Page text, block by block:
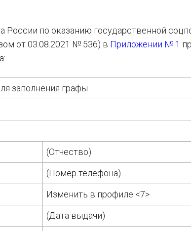
по оказанию государственной
от 03.08.2021 № 536) в Приложении № 1
заполнения графы
(Отчество)
(Номер телефона)
Изменить в профиле <7>
(Дата выдачи)